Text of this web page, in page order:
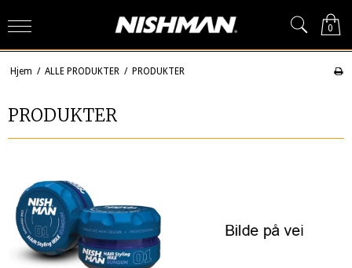
0
Hjem / ALLE PRODUKTER / PRODUKTER
PRODUKTER